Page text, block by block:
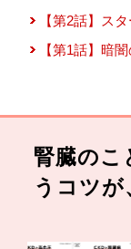
【第2話】ス
【第1話】暗
腎臓のこ
うコツが